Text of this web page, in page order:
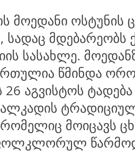
მოედანი ოსტუნის
სადაც მდებარეობს
სასახლე.
წმინდა
აგვისტოს ტადება
მოიცავს